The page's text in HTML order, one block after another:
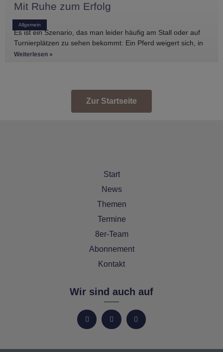
Allgemein
Mit Ruhe zum Erfolg
Es ist ein Szenario, das man leider häufig am Stall oder auf
Turnierplätzen zu sehen bekommt: Ein Pferd weigert sich, in
den Anhänger zu
Weiterlesen »
Zur Startseite
Start
News
Themen
Termine
8er-Team
Abonnement
Kontakt
Wir sind auch auf